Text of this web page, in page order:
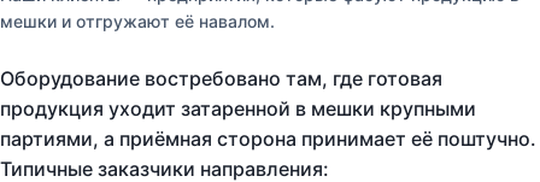
мешки и отгружают её навалом.
Оборудование востребовано там, где готовая
продукция уходит затаренной в мешки крупными
партиями, а приёмная сторона принимает её поштучно.
Типичные заказчики направления: